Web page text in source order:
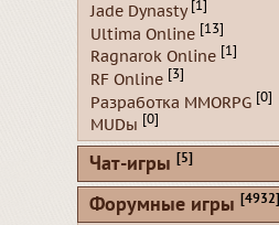
Jade Dynasty [1]
Ultima Online [13]
Ragnarok Online [1]
RF Online [3]
Разработка MMORPG [0]
MUDы [0]
Чат-игры [5]
Форумные игры [4932]